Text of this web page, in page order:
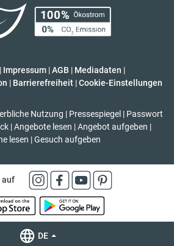
| Impressum |AGB | Mediadaten |
| Barrierefreiheit | Cookie-Einstellungen
Nutzung | Pressespiegel | Passwort
| Angebote lesen | Angebot aufgeben |
lesen | Gesuch aufgeben
auf
DE